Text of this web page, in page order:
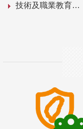
技術及職業教育